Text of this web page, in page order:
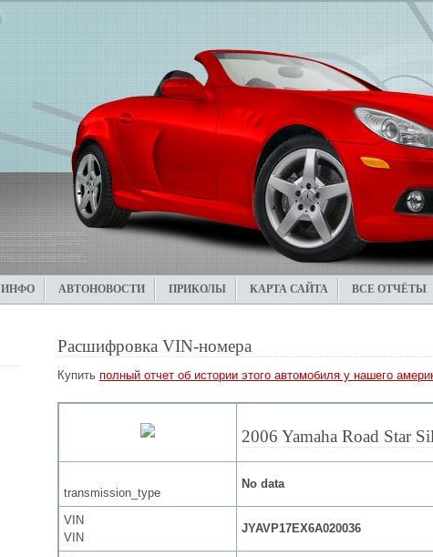
ИНФО АВТОНОВОСТИ ПРИКОЛЫ КАРТА САЙТА ВСЕ ОТЧЁТЫ
Расшифровка VIN-номера
Купить полный отчет об истории этого автомобиля у нашего
2006 Yamaha Road Star
transmission_type
No data
VIN
VIN
JYAVP17EX6A020036